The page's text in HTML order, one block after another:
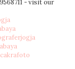
- visit our
cakrafoto